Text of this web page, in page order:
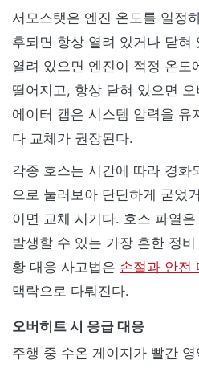
서모스탯은 엔진 온도를 일정
후되면 항상 열려 있거나 닫혀
열려 있으면 엔진이 적정 온도
떨어지고, 항상 닫혀 있으면
에이터 캡은 시스템 압력을 유
다 교체가 권장된다.
각종 호스는 시간에 따라 경화
으로 눌러보아 단단하게 굳었
이면 교체 시기다. 호스 파열
발생할 수 있는 가장 흔한 정
황 대응 사고법은 손절과 안전
맥락으로 다뤄진다.
오버히트 시 응급 대응
주행 중 수온 게이지가 빨간